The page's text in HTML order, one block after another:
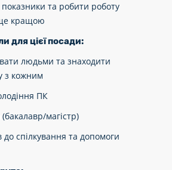
показники та робити роботу
кращою
для цієї посади:
людьми та знаходити
з кожним
ПК
магістр)
спілкування та допомоги